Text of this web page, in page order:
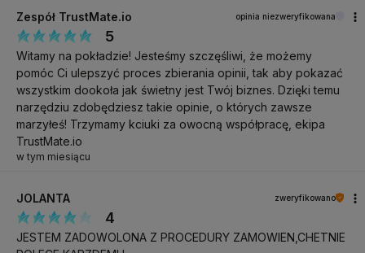
Precyzyjne funkcjonalności dla komfortu
użytkowania
Dołączone do zestawu akcesoria zapewniająbezpieczeństwo oraz
wygodę korzystania. Frezarka wyposażona jest wnapęd nożny
umożliwiający precyzyjne kontrolowanie pracy głowicy i
swobodną, komfortową pracę
urządzeniem bez użycia rąk. W trakcie pracy głowicę można
bezpiecznie odłożyć na
uchwytowi, który można zamontować po obu stronach urządzenia.
Miejsce na frezy na obudowie
niezbędnych narzędzi, by mieć je pod ręką w trakcie pracy.
Dodatkowo w najnowszej wersji zastosowanoodłączany kabel,
Zespół TrustMate.io opinia niezweryfikowana
5
Witamy na pokładzie! Jesteśmy szczęśliwi, że możemy
pomóc Ci ulepszyć proces zbierania opinii, tak aby pokazać
wszystkim dookoła jak świetny jest Twój biznes. Dzięki temu
narzędziu zdobędziesz takie opinie, o których zawsze
marzyłeś! Trzymamy kciuki za owocną współpracę, ekipa
TrustMate.io
w tym miesiącu
JOLANTA zweryfikowano
4
JESTEM ZADOWOLONA Z PROCEDURY ZAMOWIEN,CHETNIE